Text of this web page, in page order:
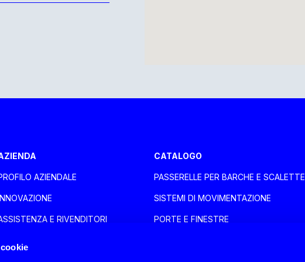
AZIENDALE
E RIVENDITORI
CATALOGO
PASSERELLE PER BARCHE E SCALETTE
SISTEMI DI MOVIMENTAZIONE
PORTE E FINESTRE